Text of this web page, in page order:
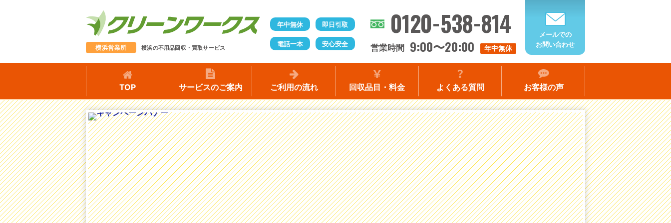
横浜営業所 横浜の不用品回収・買取サービス
年中無休 即日引取
電話一本 安心安全
0120-538-814
営業時間 9:00〜20:00 年中無休
メールでの
お問い合わせ
TOP サービスのご案内 ご利用の流れ 回収品目・料金 よくある質問 お客様の声